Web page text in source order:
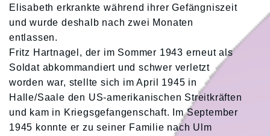
Elisabeth erkrankte während ihrer Gefängniszeit
und wurde deshalb nach zwei Monaten
entlassen.
Fritz Hartnagel, der im Sommer 1943 erneut als
Soldat abkommandiert und schwer verletzt
worden war, stellte sich im April 1945 in
Halle/Saale den US-amerikanischen Streitkräften
und kam in Kriegsgefangenschaft. Im September
1945 konnte er zu seiner Familie nach Ulm